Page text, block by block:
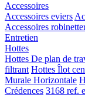
Accessoires
Accessoires eviers
Accessoires
Entretien
Hottes
Hottes De plan de
filtrant Hottes Îlot
Murale Horizontale
Crédences 3168 ref.